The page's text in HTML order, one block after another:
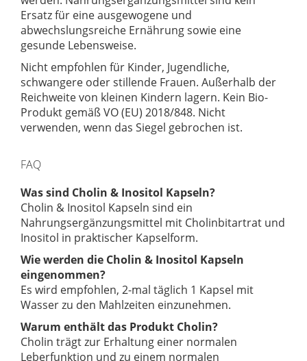
Ersatz für eine ausgewogene und
abwechslungsreiche Ernährung sowie eine
gesunde Lebensweise.
Nicht empfohlen für Kinder, Jugendliche,
schwangere oder stillende Frauen. Außerhalb der
Reichweite von kleinen Kindern lagern. Kein Bio-
Produkt gemäß VO (EU) 2018/848. Nicht
verwenden, wenn das Siegel gebrochen ist.
FAQ
Was sind Cholin & Inositol Kapseln?
Cholin & Inositol Kapseln sind ein
Nahrungsergänzungsmittel mit Cholinbitartrat und
Inositol in praktischer Kapselform.
Wie werden die Cholin & Inositol Kapseln
eingenommen?
Es wird empfohlen, 2-mal täglich 1 Kapsel mit
Wasser zu den Mahlzeiten einzunehmen.
Warum enthält das Produkt Cholin?
Cholin trägt zur Erhaltung einer normalen
Leberfunktion und zu einem normalen